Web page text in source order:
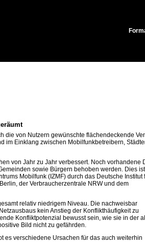
die von Nutzern gewünschte flächendeckende
im Einklang zwischen Mobilfunkbetreibern,
von Jahr zu Jahr verbessert. Noch vorhandene
sowie Bürgern behoben werden. Dies
Mobilfunk (IZMF) durch das Deutsche Institut
der Verbraucherzentrale NRW und dem
relativ niedrigem Niveau. Die nachweisbar
kein Anstieg der Konflikthäufigkeit zu
Konfliktpotenzial bewusst sein, wie sie in der
Bild nicht zu gefährden.
es verschiedene Ursachen für das auch weiterhin